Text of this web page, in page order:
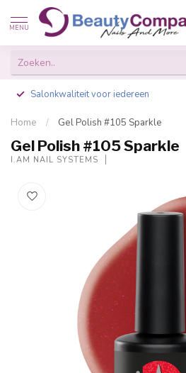
MENU
Salonkwaliteit voor iedereen
Home / Gel Polish #105 Sparkle
Gel Polish #105 Sparkle
I.AM NAIL SYSTEMS